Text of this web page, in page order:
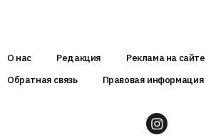
О нас Редакция
Реклама на сайте
Обратная связь
Правовая информация